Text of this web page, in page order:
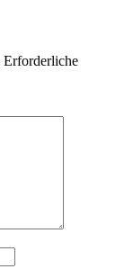
Erforderliche